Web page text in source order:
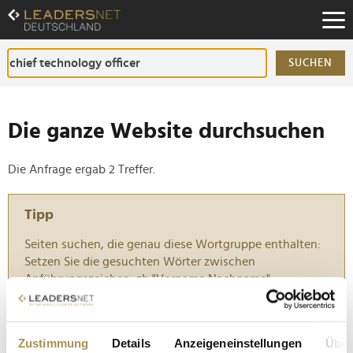
Zustimmung Details Anzeigeneinstellungen
Zum
Inhalt
Zur
Fußzeilen-
Navigation
SUCHEN
Die ganze Website durchsuchen
Die Anfrage ergab 2 Treffer.
Tipp
Seiten suchen, die genau diese Wortgruppe enthalten:
Setzen Sie die gesuchten Wörter zwischen
Anführungszeichen: zb "Vorname Nachname".